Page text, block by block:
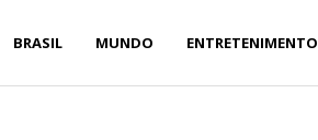
BRASIL MUNDO ENTRETENIMENTO